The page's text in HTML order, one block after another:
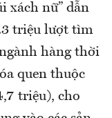
xách nữ” dẫn
triệu lượt tìm
hàng thời
quen thuộc
triệu), cho